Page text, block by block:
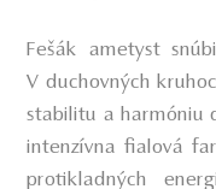
Fešák ametyst
V duchovných
stabilitu a harmóniu
intenzívna fialová
protikladných